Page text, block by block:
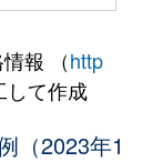
報 （http
して作成
（2023年1